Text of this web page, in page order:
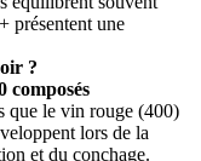
présentent une
?
composés
que le vin rouge (400)
lors de la
et du conchage.